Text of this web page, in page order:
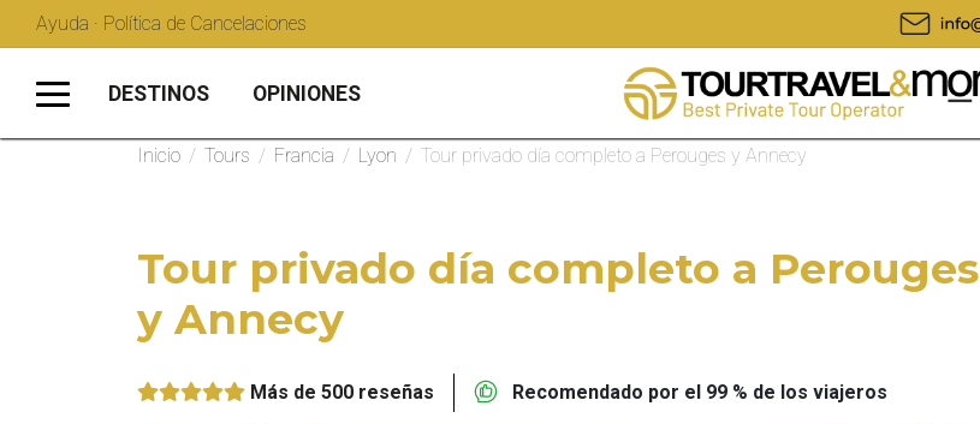
Ayuda · Política de Cancelaciones
DESTINOS OPINIONES
Inicio / Tours / Francia / Lyon / Tour privado día completo a Perouges y Annecy
Tour privado día completo a Perouges
y Annecy
Más de 500 reseñas Recomendado por el 99 % de los viajeros